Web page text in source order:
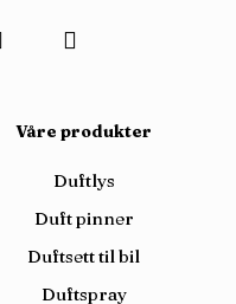
Våre produkter
Duftlys
Duft pinner
Duftsett til bil
Duftspray